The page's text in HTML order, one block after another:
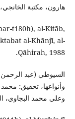
هارون، مكتبة الخانجي،
t180h), al-Kitāb,
al-Khānjī, al-
Qāhirah, 1988.
وأنواعها، تحقيق:
وعلي محمد البجاوي،